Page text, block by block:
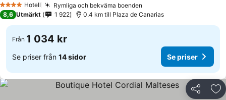
4 StjärnorHotell Rymliga och bekväma boenden
8,6 Utmärkt 1 922 0.4 km till Plaza de Canarias
Från 1 034 kr
Se priser från 14 sidor Se priser
Dela